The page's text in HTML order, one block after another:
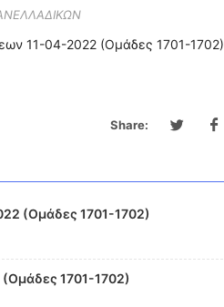
11-04-2022 (Ομάδες 1701-1702)
Share:
(Ομάδες 1701-1702)
1701-1702)